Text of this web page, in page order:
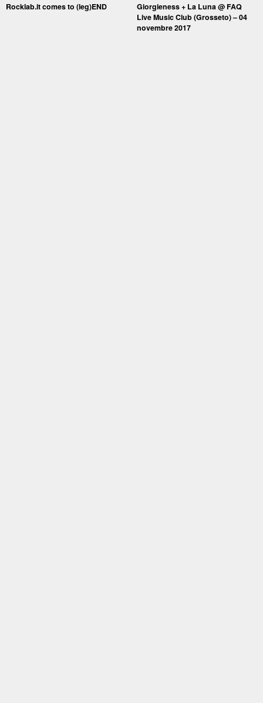
Rocklab.it comes to (leg)END
Giorgieness + La Luna @ FAQ
Live Music Club (Grosseto) – 04
novembre 2017